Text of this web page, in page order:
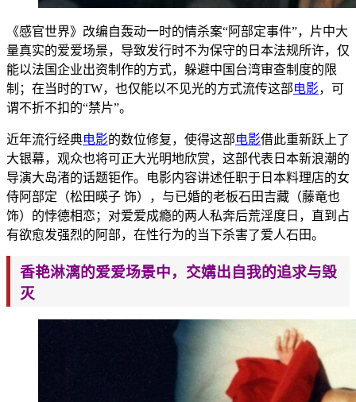
《感官世界》改编自轰动一时的情杀案“阿部定事件”，片中大
量真实的爱爱场景，导致发行时不为保守的日本法规所许，仅
能以法国企业出资制作的方式，躲避中国台湾审查制度的限
制；在当时的TW，也仅能以不见光的方式流传这部电影，可
谓不折不扣的“禁片”。
近年流行经典电影的数位修复，使得这部电影借此重新跃上了
大银幕，观众也将可正大光明地欣赏，这部代表日本新浪潮的
导演大岛渚的话题钜作。电影内容讲述任职于日本料理店的女
侍阿部定（松田暎子 饰），与已婚的老板石田吉藏（藤竜也
饰）的悖德相恋；对爱爱成瘾的两人私奔后荒淫度 日，直到占
有欲愈发强烈的阿部，在性行为的当下杀害了爱人石田。
香艳淋漓的爱爱场景中，交媾出自我的追求与毁
灭